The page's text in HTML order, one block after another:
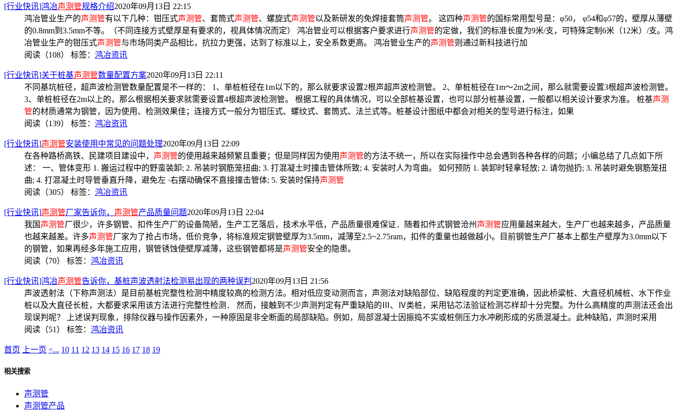
[行业快讯]鸿冶声测管规格介绍2020年09月13日 22:15
鸿冶管业生产的声测管有以下几种：钳压式声测管、套筒式声测管、螺旋式声测管以及新研发的免焊接套筒声测管。 这四种声测管的国标常用型号是：φ50， φ54和φ57的，壁厚从薄壁
的0.8mm到3.5mm不等。（不同连接方式壁厚是有要求的，视具体情况而定） 鸿冶管业可以根据客户要求进行声测管的定做，我们的标准长度为9米/支，可特殊定制6米（12米）/支。鸿
冶管业生产的钳压式声测管与市场同类产品相比，抗拉力更强，达到了标准以上，安全系数更高。 鸿冶管业生产的声测管则通过新科技进行加
阅读（108） 标签： 鸿冶资讯
[行业快讯]关于桩基声测管数量配置方案2020年09月13日 22:11
不同基坑桩径，超声波检测管数量配置是不一样的： 1、单桩桩径在1m以下的，那么就要求设置2根声超声波检测管。 2、单桩桩径在1m～2m之间，那么就需要设置3根超声波检测管。
3、单桩桩径在2m以上的，那么根据相关要求就需要设置4根超声波检测管。 根据工程的具体情况，可以全部桩基设置，也可以部分桩基设置，一般都以相关设计要求为准。 桩基声测
管的材质通常为钢管，因为使用、检测效果佳；连接方式一般分为钳压式、螺纹式、套筒式、法兰式等。桩基设计图纸中都会对相关的型号进行标注，如果
阅读（139） 标签： 鸿冶资讯
[行业快讯]声测管安装使用中常见的问题处理2020年09月13日 22:09
在各种路桥高铁、民建项目建设中， 声测管的使用越来越频繁且重要；但是同样因为使用 声测管的方法不统一，所以在实际操作中总会遇到各种各样的问题；小编总结了几点如下所
述： 一、管体变形 1. 搬运过程中的野蛮装卸; 2. 吊装时钢筋笼扭曲; 3. 打混凝土时撞击管体所致; 4. 安装时人为弯曲。 如何预防 1. 装卸时轻拿轻放; 2. 请勿抛扔; 3. 吊装时避免钢筋笼扭
曲; 4. 打混凝土时导管垂直升降，避免左 ·右摆动确保不直接撞击管体; 5. 安装时保持声测管
阅读（305） 标签： 鸿冶资讯
[行业快讯]声测管厂家告诉你， 声测管产品质量问题2020年09月13日 22:04
我国 声测管厂很少，许多钢管、扣件生产厂的设备简陋，生产工艺落后，技术水平低，产品质量很难保证．随着扣件式钢管沧州 声测管应用量越来越大，生产厂也越来越多，产品质量
也越来越差。许多声测管厂家为了抢占市场，低价竞争，将标准规定钢管壁厚为3.5mm，减薄至2.5~2.75ram，扣件的重量也越做越小。目前钢管生产厂基本上都生产壁厚为3.0mm以下
的钢管，如果再经多年施工应用，钢管锈蚀使壁厚减薄，这些钢管都将是声测管安全的隐患。
阅读（70） 标签： 鸿冶资讯
[行业快讯]鸿冶声测管告诉你，基桩声波透射法检测易出现的两种误判 2020年09月13日 21:56
声波透射法（下称声测法）是目前基桩完整性检测中精度较高的检测方法。相对低应变动测而言，声测法对缺陷部位、缺陷程度的判定更准确，因此桥粱桩、大直径机械桩、水下作业
桩以及大直径长桩，大都要求采用该方法进行完整性检测． 然而，接触到不少声测判定有严重缺陷的Ⅲ、Ⅳ类桩，采用钻芯法验证检测芯样却十分完整。为什么高精度的声测法还会出
现误判呢？ 上述误判现象，排除仪器与操作因素外，一种原固是非全断面的局部缺陷。例如，局部混凝士因振捣不实或桩侧压力水冲刷形成的劣质混凝土。此种缺陷，声测时采用
阅读（51） 标签： 鸿冶资讯
首页 上一页 <... 10 11 12 13 14 15 16 17 18 19
相关搜索
声测管
声测管产品